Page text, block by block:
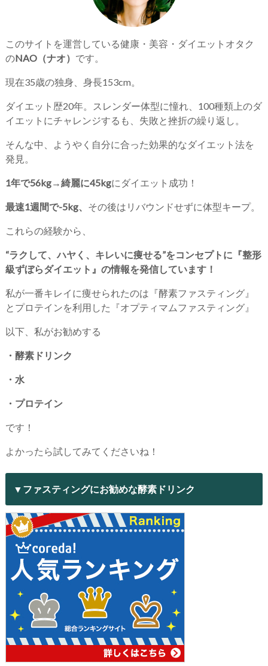
このサイトを運営している健康・美容・ダイエットオタク
のNAO（ナオ） です。
現在35歳の独身、身長153cm。
ダイエット歴20年。スレンダー体型に憧れ、100種類上のダ
イエットにチャレンジするも、失敗と挫折の繰り返し。
そんな中、ようやく自分に合った効果的なダイエット法を
発見。
1年で56kg→綺麗に45kgにダイエット成功！
最速1週間で-5kg、 その後はリバウンドせずに体型キープ。
これらの経験から、
“ラクして、ハヤく、キレいに痩せる”をコンセプトに『整形
級ずぼらダイエット』の情報を発信しています！
私が一番キレイに痩せられたのは『酵素ファスティング』
とプロテインを利用した『オプティマムファスティング』
以下、私がお勧めする
・酵素ドリンク
・水
・プロテイン
です！
よかったら試してみてくださいね！
▼ファスティングにお勧めな酵素ドリンク